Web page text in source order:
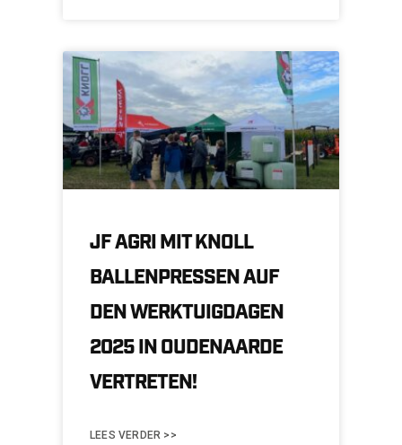
JF AGRI MIT KNOLL
BALLENPRESSEN AUF
DEN WERKTUIGDAGEN
2025 IN OUDENAARDE
VERTRETEN!
LEES VERDER >>